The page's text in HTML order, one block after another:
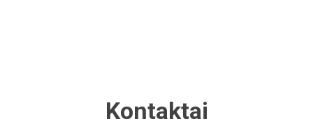
Kontaktai